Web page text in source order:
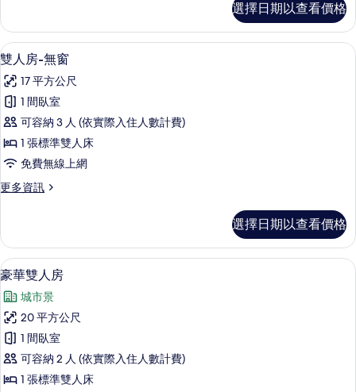
相
片
房,
陽
台
詳
情
選擇日期以查看價格
顯
示
雙
人
房-
無
的
有
相
片
6
雙人房-無窗
17 平方公尺
1 間臥室
可容納 3 人 (依實際入住人數計費)
1 張標準雙人床
免費無線上網
更多資訊
更
房-
無
窗
詳
情
選擇日期以查看價格
顯
示
豪
華
雙
人
9
豪華雙人房
城市景
20 平方公尺
1 間臥室
可容納 2 人 (依實際入住人數計費)
1 張標準雙人床